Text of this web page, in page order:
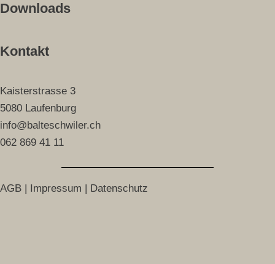
Downloads
Kontakt
Kaisterstrasse 3
5080 Laufenburg
info@balteschwiler.ch
062 869 41 11
AGB | Impressum | Datenschutz